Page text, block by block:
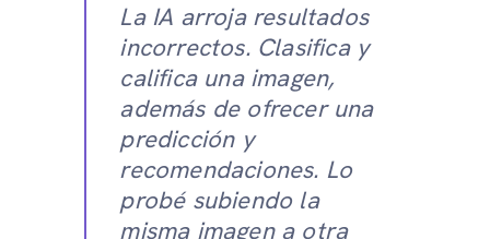
La IA arroja resultados
incorrectos. Clasifica y
califica una imagen,
además de ofrecer una
predicción y
recomendaciones. Lo
probé subiendo la
misma imagen a otra